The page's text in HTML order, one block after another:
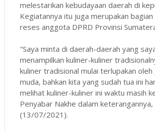
melestarikan kebudayaan daerah di
Kegiatannya itu juga merupakan
reses anggota DPRD Provinsi
"Saya minta di daerah-daerah yang
menampilkan kuliner-kuliner
kuliner tradisional mulai terlupakan oleh
muda, bahkan kita yang sudah tua ini
melihat kuliner-kuliner ini waktu masih
Penyabar Nakhe dalam keterangannya,
(13/07/2021).